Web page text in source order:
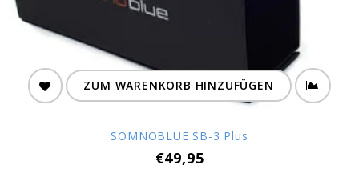
ZUM WARENKORB HINZUFÜGEN
SOMNOBLUE SB-3 Plus
€49,95